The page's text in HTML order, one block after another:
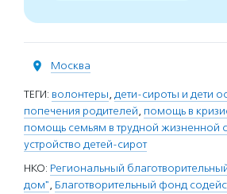
Москва
ТЕГИ: волонтеры, дети-сироты и дети
попечения родителей, помощь в
помощь семьям в трудной жизненной
устройство детей-сирот
НКО: Региональный
дом", Благотворительный фонд